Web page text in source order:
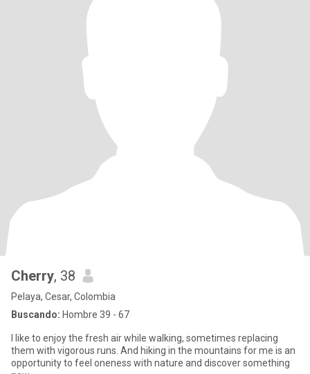
Cherry, 38
Pelaya, Cesar, Colombia
Buscando: Hombre 39 - 67
I like to enjoy the fresh air while walking, sometimes replacing
them with vigorous runs. And hiking in the mountains for me is an
opportunity to feel oneness with nature and discover something